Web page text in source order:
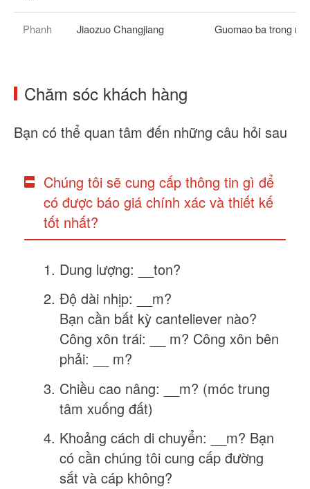
Phanh Jiaozuo Changjiang Guomao ba trong
Chăm sóc khách hàng
Bạn có thể quan tâm đến những câu hỏi sau
Chúng tôi sẽ cung cấp thông tin gì để
có được báo giá chính xác và thiết kế
tốt nhất?
Dung lượng: __ton?
Độ dài nhịp: __m?
Bạn cần bất kỳ canteliever nào?
Công xôn trái: __ m? Công xôn bên
phải: __ m?
Chiều cao nâng: __m? (móc trung
tâm xuống đất)
Khoảng cách di chuyển: __m? Bạn
có cần chúng tôi cung cấp đường
sắt và cáp không?